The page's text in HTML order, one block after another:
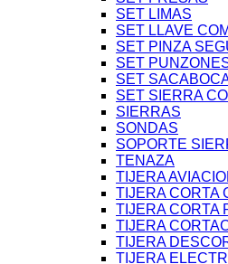
SET LIMAS
SET LLAVE
SET PINZA
SET
SET
SET SIERRA
SIERRAS
SONDAS
SOPORTE
TENAZA
TIJERA
TIJERA CORTA
TIJERA CORTA
TIJERA
TIJERA
TIJERA